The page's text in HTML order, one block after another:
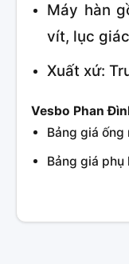
Máy hàn
vít, lục
Xuất xứ:
Vesbo Phan
Bảng giá
Bảng giá